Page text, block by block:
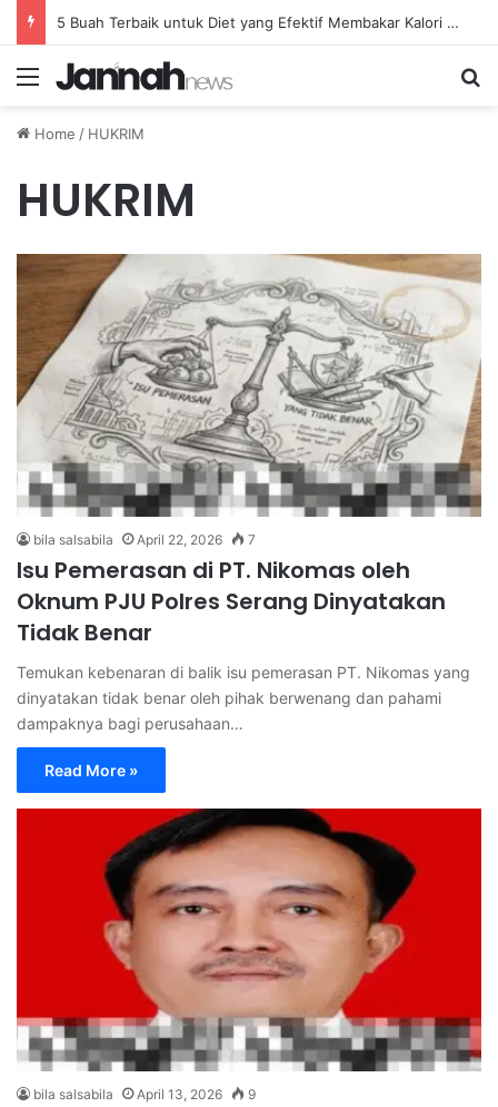
5 Buah Terbaik untuk Diet yang Efektif Membakar Kalori dengan Lebih Cepat
Menu
Home / HUKRIM
HUKRIM
bila salsabila April 22, 2026 7
Isu Pemerasan di PT. Nikomas oleh
Oknum PJU Polres Serang Dinyatakan
Tidak Benar
Temukan kebenaran di balik isu pemerasan PT. Nikomas yang
dinyatakan tidak benar oleh pihak berwenang dan pahami
dampaknya bagi perusahaan…
Read More »
bila salsabila April 13, 2026 9